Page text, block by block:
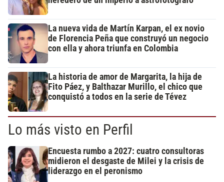
La nueva vida de Martín Karpan, el ex novio
de Florencia Peña que construyó un negocio
con ella y ahora triunfa en Colombia
La historia de amor de Margarita, la hija de
Fito Páez, y Balthazar Murillo, el chico que
conquistó a todos en la serie de Tévez
Lo más visto en Perfil
Encuesta rumbo a 2027: cuatro consultoras
midieron el desgaste de Milei y la crisis de
liderazgo en el peronismo